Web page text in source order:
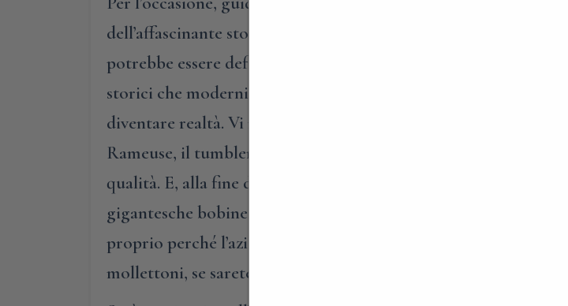
dell’affascinante storia dell’azienda, attiva in Brianza sin dal
potrebbe essere definita la grande “officina della moda”. Qui,
storici che moderni, ma soprattutto potrete scoprire come
diventare realtà. Vi mostreremo alcune tecniche di finissaggio
Rameuse, il tumbler, la cimatura, così da comprendere meglio
qualità. E, alla fine del percorso, potrete ammirare, ed essere
gigantesche bobine, pronte per essere spedite a Parigi o
proprio perché l’azienda Donadeo è famosa, sin dagli anni ’20
mollettoni, se sarete curiosi, potremo raccontarvi anche